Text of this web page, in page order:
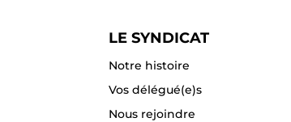
LE SYNDICAT
Notre histoire
Vos délégué(e)s
Nous rejoindre